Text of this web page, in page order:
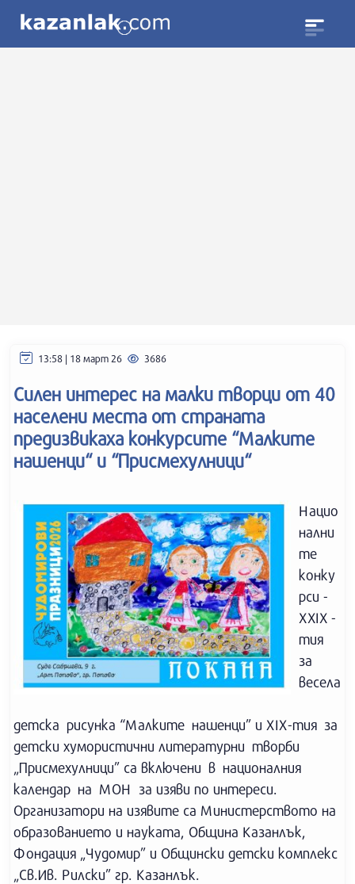
13:58 | 18 март 26 3686
Силен интерес на малки творци от 40
населени места от страната
предизвикаха конкурсите “Малките
нашенци“ и “Присмехулници“
Нацио
нални
те
конку
рси -
XXIX -
тия
за
весела
детска рисунка “Малките нашенци” и ХIХ-тия за
детски хумористични литературни творби
„Присмехулници” са включени в националния
календар на МОН за изяви по интереси.
Организатори на изявите са Министерството на
образованието и науката, Община Казанлък,
Фондация „Чудомир” и Общински детски комплекс
„Св.Ив. Рилски” гр. Казанлък.